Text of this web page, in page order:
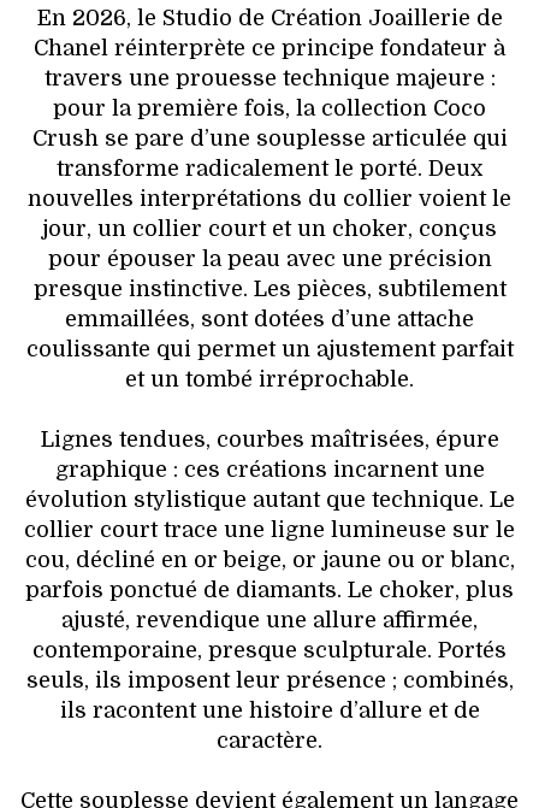
En 2026, le Studio de Création Joaillerie de
Chanel réinterprète ce principe fondateur à
travers une prouesse technique majeure :
pour la première fois, la collection Coco
Crush se pare d’une souplesse articulée qui
transforme radicalement le porté. Deux
nouvelles interprétations du collier voient le
jour, un collier court et un choker, conçus
pour épouser la peau avec une précision
presque instinctive. Les pièces, subtilement
emmaillées, sont dotées d’une attache
coulissante qui permet un ajustement parfait
et un tombé irréprochable.
Lignes tendues, courbes maîtrisées, épure
graphique : ces créations incarnent une
évolution stylistique autant que technique. Le
collier court trace une ligne lumineuse sur le
cou, décliné en or beige, or jaune ou or blanc,
parfois ponctué de diamants. Le choker, plus
ajusté, revendique une allure affirmée,
contemporaine, presque sculpturale. Portés
seuls, ils imposent leur présence ; combinés,
ils racontent une histoire d’allure et de
caractère.
Cette souplesse devient également un langage